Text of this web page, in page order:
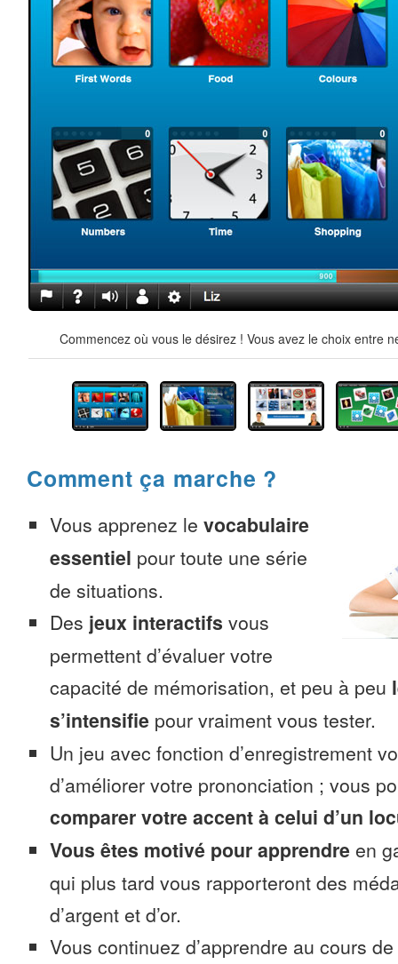
Commencez où vous le désirez ! Vous avez le choix entre
Comment ça marche ?
Vous apprenez le vocabulaire
essentiel pour toute une série
de situations.
Des jeux interactifs vous
permettent d’évaluer votre
capacité de mémorisation, et peu à peu
s’intensifie pour vraiment vous tester.
Un jeu avec fonction d’enregistrement
d’améliorer votre prononciation ; vous
comparer votre accent à celui d’un
Vous êtes motivé pour apprendre en
qui plus tard vous rapporteront des
d’argent et d’or.
Vous continuez d’apprendre au cours